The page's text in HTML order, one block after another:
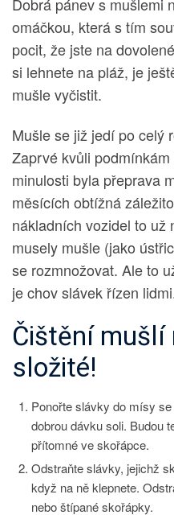
Dobrá pánev s mušlemi
omáčkou, která s tím
pocit, že jste na
si lehnete na pláž, je
mušle vyčistit.
Mušle se již jedí po celý
Zaprvé kvůli
minulosti byla přeprava
měsících obtížná
nákladních vozidel to už
musely mušle (jako
se rozmnožovat. Ale to
je chov slávek řízen
Čištění mušlí
složité!
Ponořte slávky do mísy
dobrou dávku soli. Budou
přítomné ve skořápce.
Odstraňte slávky, jejichž
když na ně klepnete.
nebo štípané skořápky.